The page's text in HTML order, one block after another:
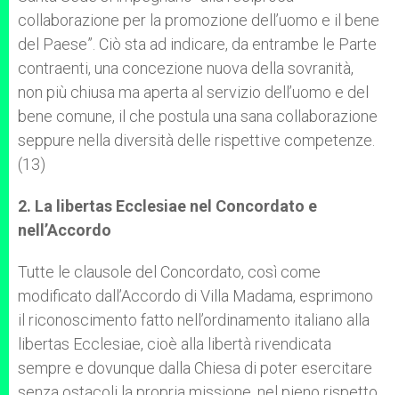
collaborazione per la promozione dell’uomo e il bene
del Paese”. Ciò sta ad indicare, da entrambe le Parte
contraenti, una concezione nuova della sovranità,
non più chiusa ma aperta al servizio dell’uomo e del
bene comune, il che postula una sana collaborazione
seppure nella diversità delle rispettive competenze.
(13)
2. La libertas Ecclesiae nel Concordato e
nell’Accordo
Tutte le clausole del Concordato, così come
modificato dall’Accordo di Villa Madama, esprimono
il riconoscimento fatto nell’ordinamento italiano alla
libertas Ecclesiae, cioè alla libertà rivendicata
sempre e dovunque dalla Chiesa di poter esercitare